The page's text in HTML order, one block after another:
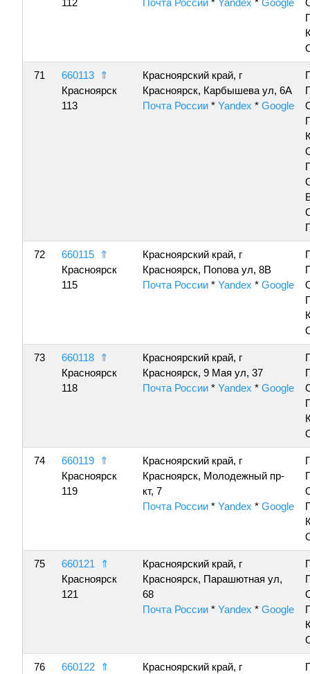
112
Почта России * Yandex * Google
71 660113
⇑
Красноярск
113
Красноярский край, г
Красноярск, Карбышева ул, 6А
Почта России * Yandex * Google
72 660115
⇑
Красноярск
115
Красноярский край, г
Красноярск, Попова ул, 8В
Почта России * Yandex * Google
73 660118
⇑
Красноярск
118
Красноярский край, г
Красноярск, 9 Мая ул, 37
Почта России * Yandex * Google
74 660119
⇑
Красноярск
119
Красноярский край, г
Красноярск, Молодежный пр-
кт, 7
Почта России * Yandex * Google
75 660121
⇑
Красноярск
121
Красноярский край, г
Красноярск, Парашютная ул,
68
Почта России * Yandex * Google
76 660122
⇑
Красноярский край, г